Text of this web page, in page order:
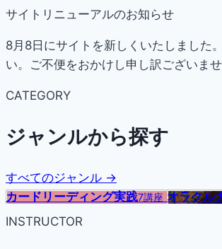
サイトリニューアルのお知らせ
8月8日にサイトを新しくいたしました
い。ご不便をおかけし申し訳ございませ
CATEGORY
ジャンルから探す
すべてのジャンル →
カードリーディング実践7講座 オラクル
INSTRUCTOR